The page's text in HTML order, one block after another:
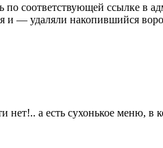
по соответствующей ссылке в
и — удаляли накопившийся
нет!.. а есть сухонькое меню,